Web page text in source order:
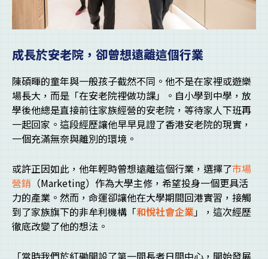
成長於安老院，卻曾想遠離這個行業
陳碩暉的童年與一般孩子截然不同。他不是在家裡或遊樂
場長大，而是「在安老院裡做功課」。自小學到中學，放
學後他總是直接前往家族經營的安老院，等待家人下班再
一起回家。這段經歷讓他早早見證了香港安老院的現實，
一個充滿無奈與離別的環境。
或許正因如此，他年輕時曾想遠離這個行業，選擇了市場
營銷 （Marketing）作為大學主修，希望投身一個更具活
力的產業。然而，命運卻讓他在大學期間回港實習，接觸
到了家族旗下的非牟利機構「和悅社會企業」，這次經歷
徹底改變了他的想法。
「當時我們於紅磡開設了第一間長者日間中心，開始發展